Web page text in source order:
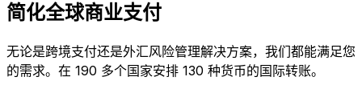
简化全球商业支付
无论是跨境支付还是外汇风险管理解决方案，我们都能满足您
的需求。在 190 多个国家安排 130 种货币的国际转账。